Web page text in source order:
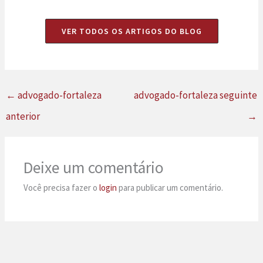
VER TODOS OS ARTIGOS DO BLOG
← advogado-fortaleza
anterior
advogado-fortaleza seguinte
→
Deixe um comentário
Você precisa fazer ologin para publicar um comentário.